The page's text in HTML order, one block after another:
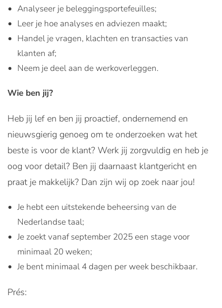
Analyseer je beleggingsportefeuilles;
Leer je hoe analyses en adviezen maakt;
Handel je vragen, klachten en transacties van
klanten af;
Neem je deel aan de werkoverleggen.
Wie ben jij?
Heb jij lef en ben jij proactief, ondernemend en
nieuwsgierig genoeg om te onderzoeken wat het
beste is voor de klant? Werk jij zorgvuldig en heb je
oog voor detail? Ben jij daarnaast klantgericht en
praat je makkelijk? Dan zijn wij op zoek naar jou!
Je hebt een uitstekende beheersing van de
Nederlandse taal;
Je zoekt vanaf september 2025 een stage voor
minimaal 20 weken;
Je bent minimaal 4 dagen per week beschikbaar.
Prés: